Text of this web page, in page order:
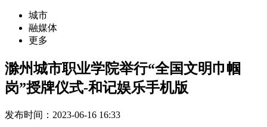
城市
融媒体
更多
滁州城市职业学院举行“全国文明巾帼
岗”授牌仪式-和记娱乐手机版
发布时间：2023-06-16 16:33